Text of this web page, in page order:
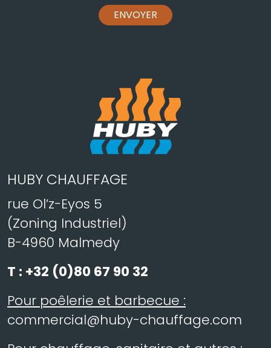
ENVOYER
HUBY CHAUFFAGE
rue Ol’z-Eyos 5
(Zoning Industriel)
B-4960 Malmedy
T : +32 (0)80 67 90 32
Pour poêlerie et barbecue :
commercial@huby-chauffage.com